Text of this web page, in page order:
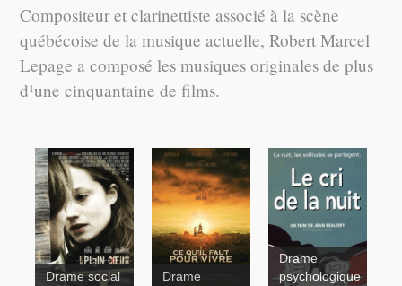
Compositeur et clarinettiste associé à la scène
québécoise de la musique actuelle, Robert Marcel
Lepage a composé les musiques originales de plus
d¹une cinquantaine de films.
Drame social Drame
Drame
psychologique